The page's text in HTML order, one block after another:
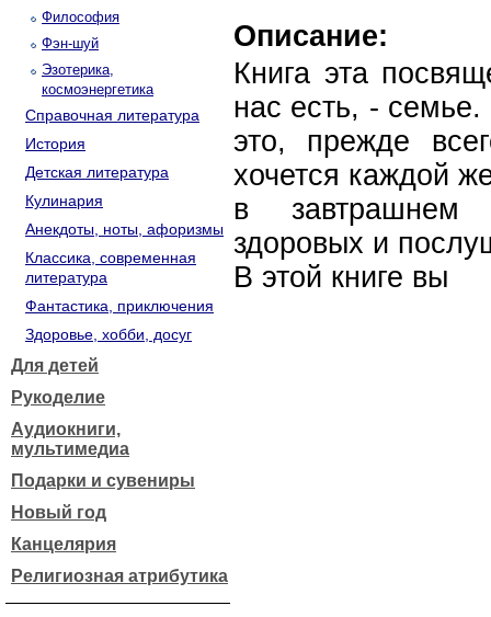
Философия
Фэн-шуй
Эзотерика,
космоэнергетика
Справочная литература
История
Детская литература
Кулинария
Анекдоты, ноты, афоризмы
Классика, современная
литература
Фантастика, приключения
Здоровье, хобби, досуг
Для детей
Рукоделие
Аудиокниги,
мультимедиа
Подарки и сувениры
Новый год
Канцелярия
Религиозная атрибутика
Описание:
Книга эта
нас есть, - семье.
это, прежде
хочется каждой
в завтрашнем
здоровых и
В этой книге вы